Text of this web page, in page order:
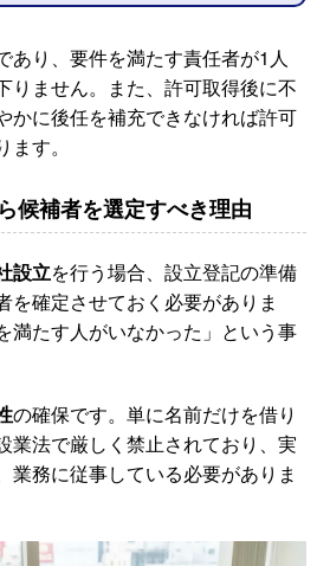
あり、要件を満たす責任者が1人
りません。また、許可取得後に不
かに後任を補充できなければ許可
す。
候補者を選定すべき理由
設立を行う場合、設立登記の準備
を確定させておく必要がありま
満たす人がいなかった」という事
の確保です。単に名前だけを借り
業法で厳しく禁止されており、実
業務に従事している必要がありま